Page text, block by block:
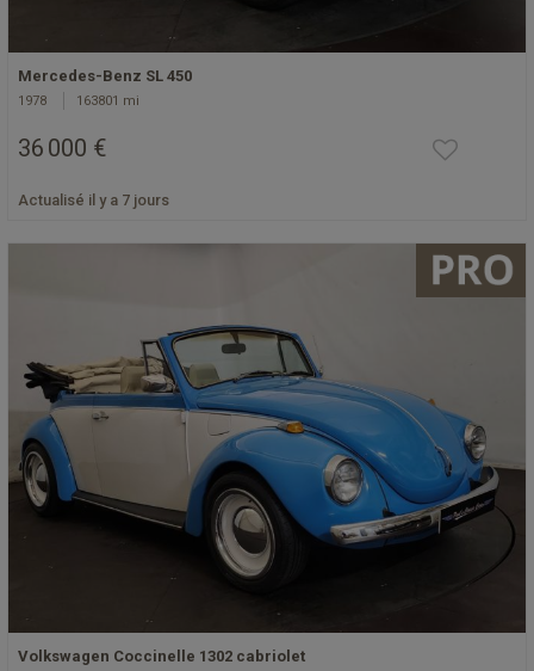
Mercedes-Benz SL 450
1978 163801 mi
36 000 €
Actualisé il y a 7 jours
Volkswagen Coccinelle 1302 cabriolet